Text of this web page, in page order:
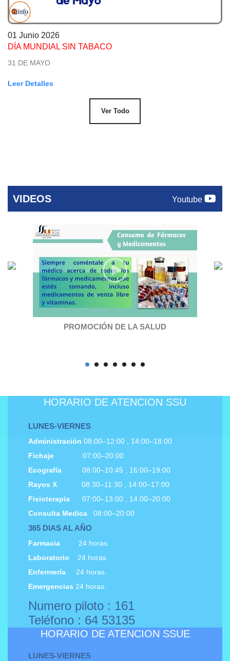
01 Junio 2026
DÍA MUNDIAL SIN TABACO
31 DE MAYO
Leer Detalles
Ver Todo
VIDEOS Youtube
PROMOCIÓN DE LA SALUD
HORARIO DE ATENCION SSU
LUNES-VIERNES
Administración 08:00–12:00 , 14:00–18:00
Fichaje 07:00–20:00
Ecografía 08:00–10:45 , 16:00–19:00
Rayos X 08:30–11:30 , 14:00–17:00
Fisioterapia 07:00–13:00 , 14:00–20:00
Consulta Medica 08:00–20:00
365 DIAS AL AÑO
Farmacia 24 horas.
Laboratorio
24 horas
Enfermería
24 horas.
Emergencias 24 horas.
Numero piloto : 161
Teléfono : 64 53135
HORARIO DE ATENCION SSUE
LUNES-VIERNES